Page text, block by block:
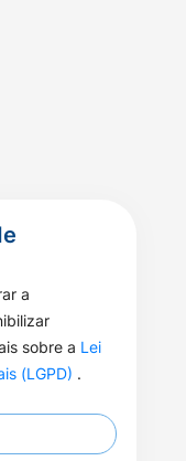
a
sobre a Lei
(LGPD) .